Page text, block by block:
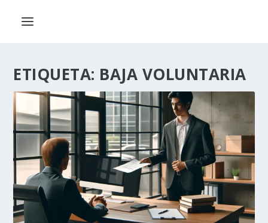
ETIQUETA: BAJA VOLUNTARIA